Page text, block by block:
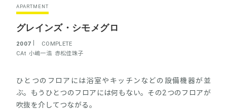
APARTMENT
グレインズ・シモメグロ
2007
COMPLETE
CAt 小嶋一浩 赤松佳珠子
ひとつのフロアには浴室やキッチンなどの設備機器が並
ぶ。もうひとつのフロアには何もない。その2つのフロアが
吹抜を介してつながる。